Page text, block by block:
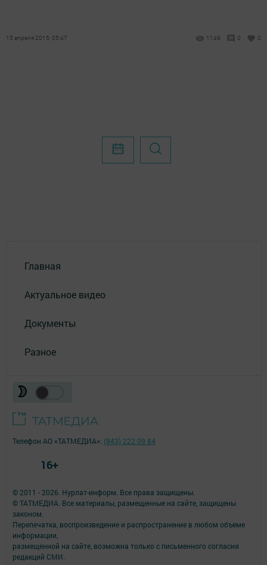
15 апреля 2015, 05:47 1149 0 0
Главная
Актуальное видео
Документы
Разное
© 2011 - 2026. Нурлат-⁠информ. Все права защищены.
© ТАТМЕДИА. Все материалы, размещенные на сайте, защищены
законом.
Перепечатка, воспроизведение и распространение в любом объеме
информации,
размещенной на сайте, возможна только с письменного согласия
редакций СМИ.
Телефон АО «ТАТМЕДИА»: (843) 222 09 84
16+